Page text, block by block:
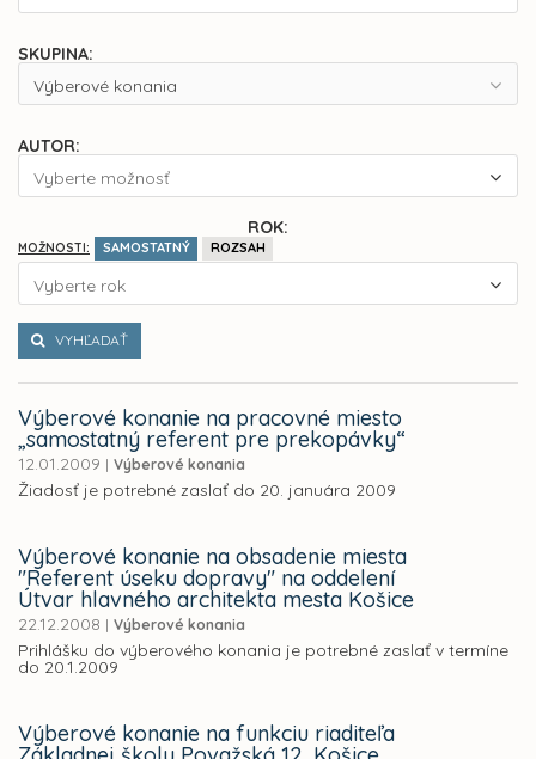
SKUPINA:
Výberové konania
AUTOR:
Vyberte možnosť
ROK:
MOŽNOSTI: SAMOSTATNÝ ROZSAH
Vyberte rok
VYHĽADAŤ
Výberové konanie na pracovné miesto
„samostatný referent pre prekopávky“
12.01.2009 | Výberové konania
Žiadosť je potrebné zaslať do 20. januára 2009
Výberové konanie na obsadenie miesta
"Referent úseku dopravy" na oddelení
Útvar hlavného architekta mesta Košice
22.12.2008 | Výberové konania
Prihlášku do výberového konania je potrebné zaslať v termíne
do 20.1.2009
Výberové konanie na funkciu riaditeľa